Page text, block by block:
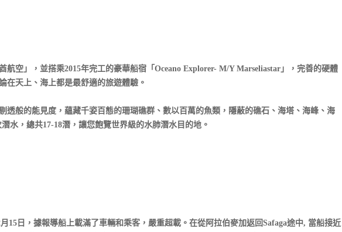
航空」，並搭乘2015年完工的豪華船宿「Oceano Explorer- M/Y Marseliastar」，完善的硬體
在天上、海上都是最舒適的旅遊體驗。
透般的能見度，蘊藏千姿百態的珊瑚礁群、數以百萬的魚類，隱蔽的礁石、海塔、海峰、海
水，總共17-18潛，讓您飽覽世界級的水肺潛水目的地。
月15日，據報導船上載滿了車輛和乘客，嚴重超載。在從阿拉伯麥加返回Safaga途中, 當船接近